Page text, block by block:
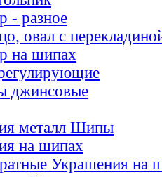
- разное
овал с
на шипах
джинсовые
металл Шипы
на шипах
Украшения на